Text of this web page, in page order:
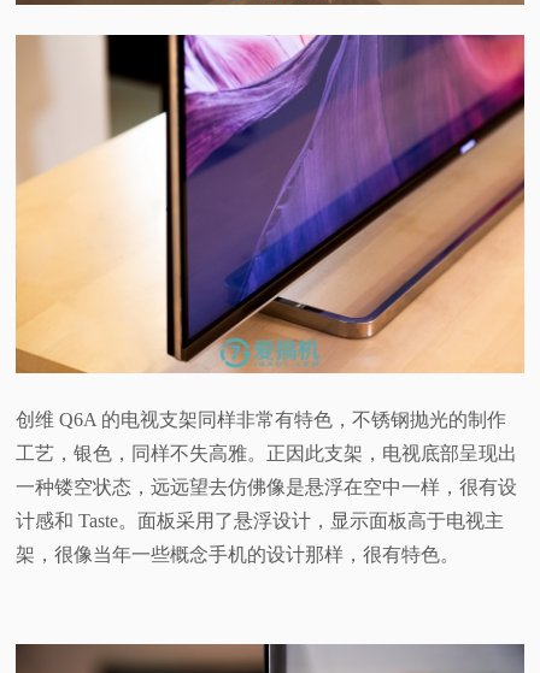
创维 Q6A 的电视支架同样非常有特色，不锈钢抛光的制作
工艺，银色，同样不失高雅。正因此支架，电视底部呈现出
一种镂空状态，远远望去仿佛像是悬浮在空中一样，很有设
计感和 Taste。面板采用了悬浮设计，显示面板高于电视主
架，很像当年一些概念手机的设计那样，很有特色。